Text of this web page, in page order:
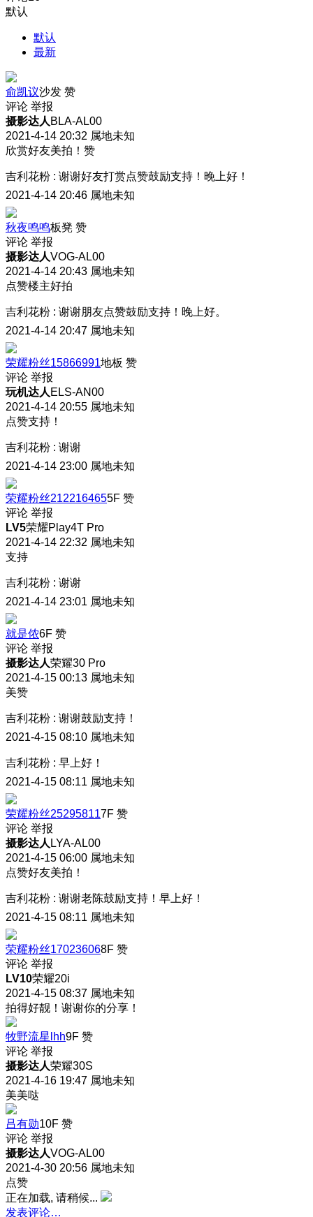
默认
默认
最新
俞凯议沙发 赞
评论 举报
摄影达人 BLA-AL00
2021-4-14 20:32 属地未知
欣赏好友美拍！赞
吉利花粉 : 谢谢好友打赏点赞鼓励支持！晚上好！
2021-4-14 20:46 属地未知
秋夜鸣鸣板凳 赞
评论 举报
摄影达人VOG-AL00
2021-4-14 20:43 属地未知
点赞楼主好拍
吉利花粉 : 谢谢朋友点赞鼓励支持！晚上好。
2021-4-14 20:47 属地未知
荣耀粉丝15866991地板 赞
评论 举报
玩机达人 ELS-AN00
2021-4-14 20:55 属地未知
点赞支持！
吉利花粉 : 谢谢
2021-4-14 23:00 属地未知
荣耀粉丝2122164655F 赞
评论 举报
LV5荣耀Play4T Pro
2021-4-14 22:32 属地未知
支持
吉利花粉 : 谢谢
2021-4-14 23:01 属地未知
就是侬6F 赞
评论 举报
摄影达人荣耀30 Pro
2021-4-15 00:13 属地未知
美赞
吉利花粉 : 谢谢鼓励支持！
2021-4-15 08:10 属地未知
吉利花粉 : 早上好！
2021-4-15 08:11 属地未知
荣耀粉丝252958117F 赞
评论 举报
摄影达人 LYA-AL00
2021-4-15 06:00 属地未知
点赞好友美拍！
吉利花粉 : 谢谢老陈鼓励支持！早上好！
2021-4-15 08:11 属地未知
荣耀粉丝170236068F 赞
评论 举报
LV10荣耀20i
2021-4-15 08:37 属地未知
拍得好靓！谢谢你的分享！
牧野流星lhh9F 赞
评论 举报
摄影达人荣耀30S
2021-4-16 19:47 属地未知
美美哒
吕有勋10F 赞
评论 举报
摄影达人VOG-AL00
2021-4-30 20:56 属地未知
点赞
正在加载, 请稍候...
发表评论…